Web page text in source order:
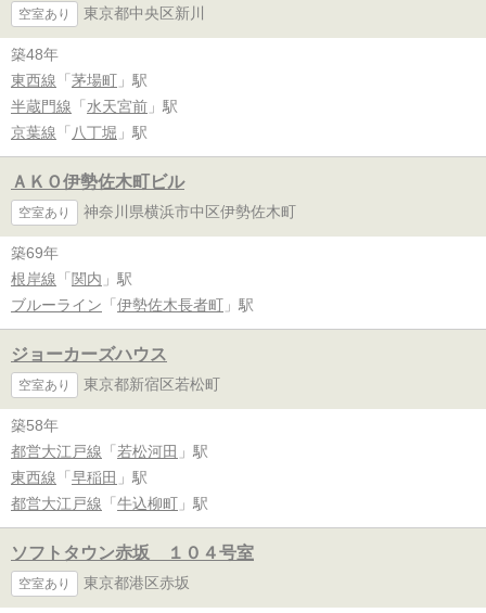
空室あり 東京都中央区新川
築48年
東西線 「 茅場町 」駅
半蔵門線 「 水天宮前 」駅
京葉線 「 八丁堀 」駅
ＡＫＯ伊勢佐木町ビル
空室あり 神奈川県横浜市中区伊勢佐木町
築69年
根岸線 「 関内 」駅
ブルーライン 「 伊勢佐木長者町 」駅
ジョーカーズハウス
空室あり 東京都新宿区若松町
築58年
都営大江戸線 「 若松河田 」駅
東西線 「 早稲田 」駅
都営大江戸線 「 牛込柳町 」駅
ソフトタウン赤坂 １０４号室
空室あり 東京都港区赤坂